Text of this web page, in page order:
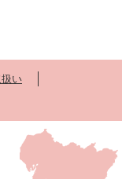
い